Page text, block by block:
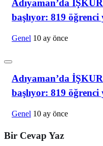
Adıyaman’da
başlıyor: 819
Genel 10 ay önce
Adıyaman’da
başlıyor: 819
Genel 10 ay önce
Bir Cevap Yaz